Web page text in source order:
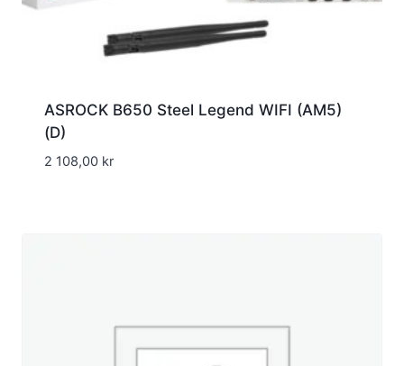
ASROCK B650 Steel Legend WIFI (AM5)
(D)
2 108,00 kr